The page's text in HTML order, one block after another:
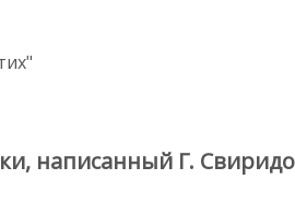
написанный Г.